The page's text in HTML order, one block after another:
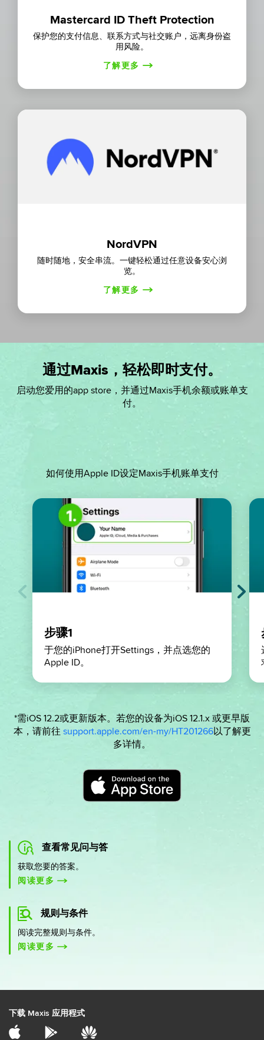
Mastercard ID Theft Protection
保护您的支付信息、联系方式与社交账户，远离身份盗
用风险。
了解更多
NordVPN
随时随地，安全串流。一键轻松通过任意设备安心浏
览。
了解更多
通过Maxis，轻松即时支付。
启动您爱用的app store，并通过Maxis手机余额或账单支
付。
如何使用Apple ID设定Maxis手机账单支付
步骤1
于您的iPhone打开Settings，并点选您的
Apple ID。
*需iOS 12.2或更新版本。若您的设备为iOS 12.1.x 或更早版
本，请前往 support.apple.com/en-my/HT201266以了解更
多详情。
查看常见问与答
获取您要的答案。
阅读更多
规则与条件
阅读完整规则与条件。
阅读更多
下载 Maxis 应用程式